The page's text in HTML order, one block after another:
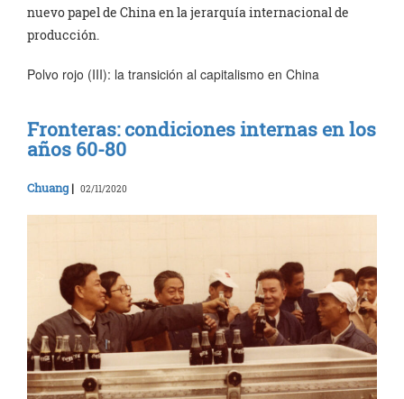
nuevo papel de China en la jerarquía internacional de
producción.
Polvo rojo (III): la transición al capitalismo en China
Fronteras: condiciones internas en los
años 60-80
Chuang | 02/11/2020